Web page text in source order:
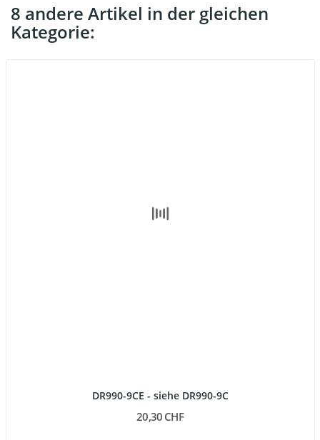
8 andere Artikel in der gleichen
Kategorie:
DR990-9CE - siehe DR990-9C
20,30 CHF